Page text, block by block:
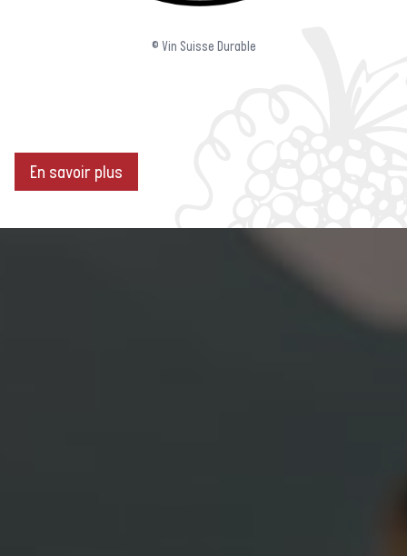
© Vin Suisse Durable
En savoir plus